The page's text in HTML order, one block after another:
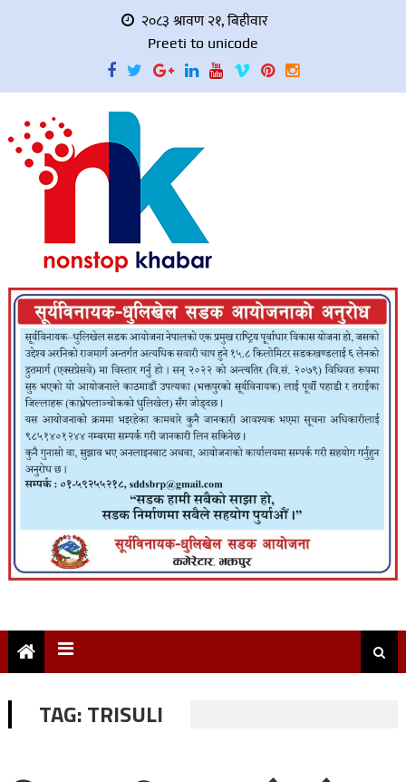
२०८३ श्रावण २१, बिहीवार
Preeti to unicode
TAG:TRISULI